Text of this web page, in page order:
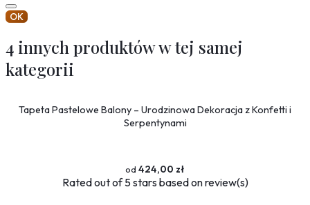
OK
4 innych produktów w tej samej
kategorii
Tapeta Pastelowe Balony – Urodzinowa Dekoracja z Konfetti i
Serpentynami
424,00 zł
Ratedout of 5 stars based onreview(s)